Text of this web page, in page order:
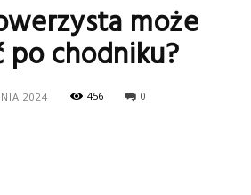
może
po chodniku?
2024 456 0